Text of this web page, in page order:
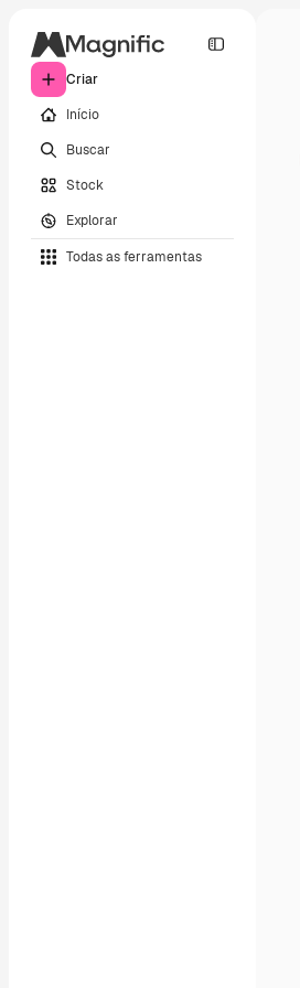
Criar
Início
Buscar
Stock
Explorar
Todas as ferramentas